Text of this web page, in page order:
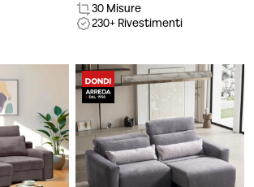
30 Misure
230+ Rivestimenti